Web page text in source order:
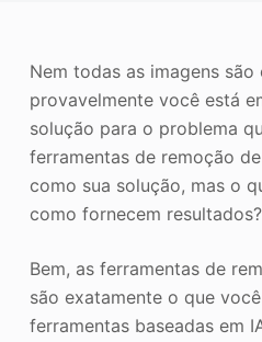
Direitos autorais da imagem
Nem todas as imagens
provavelmente você está
solução para o problema
ferramentas de remoção
como sua solução, mas o
como fornecem resultados?
Bem, as ferramentas de
são exatamente o que
ferramentas baseadas em